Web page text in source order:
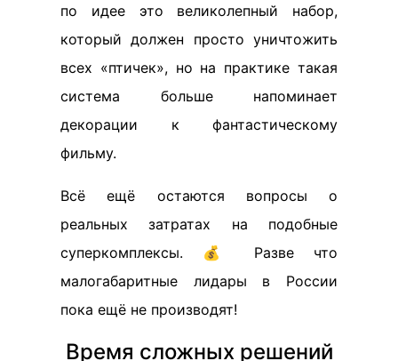
по идее это великолепный набор,
который должен просто уничтожить
всех «птичек», но на практике такая
система больше напоминает
декорации к фантастическому
фильму.
Всё ещё остаются вопросы о
реальных затратах на подобные
суперкомплексы. 💰 Разве что
малогабаритные лидары в России
пока ещё не производят!
Время сложных решений